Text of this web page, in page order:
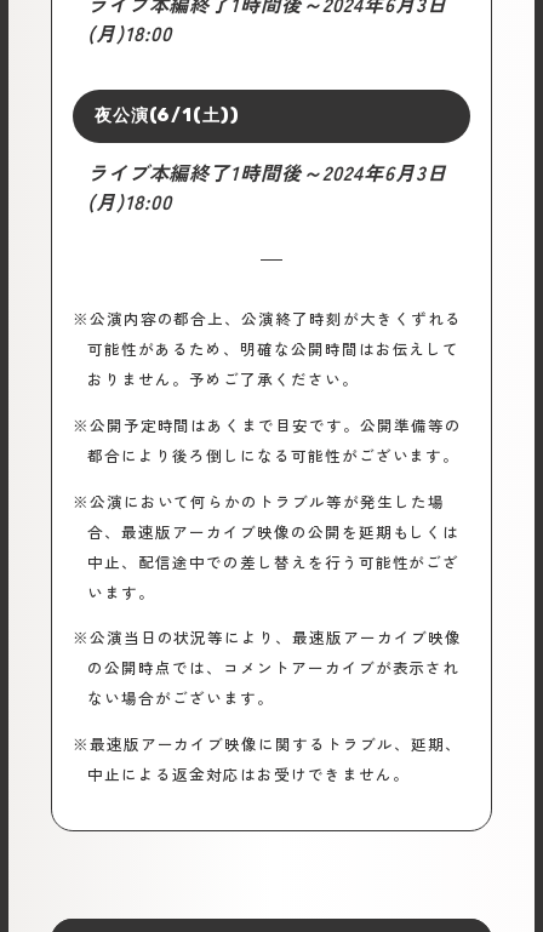
(月)18:00
夜公演(6/1(土))
ライブ本編終了1時間後～2024年6月3日
(月)18:00
※公演内容の都合上、公演終了時刻が大きくずれる
可能性があるため、明確な公開時間はお伝えして
おりません。予めご了承ください。
※公開予定時間はあくまで目安です。公開準備等の
都合により後ろ倒しになる可能性がございます。
※公演において何らかのトラブル等が発生した場
合、最速版アーカイブ映像の公開を延期もしくは
中止、配信途中での差し替えを行う可能性がござ
います。
※公演当日の状況等により、最速版アーカイブ映像
の公開時点では、コメントアーカイブが表示され
ない場合がございます。
※最速版アーカイブ映像に関するトラブル、延期、
中止による返金対応はお受けできません。